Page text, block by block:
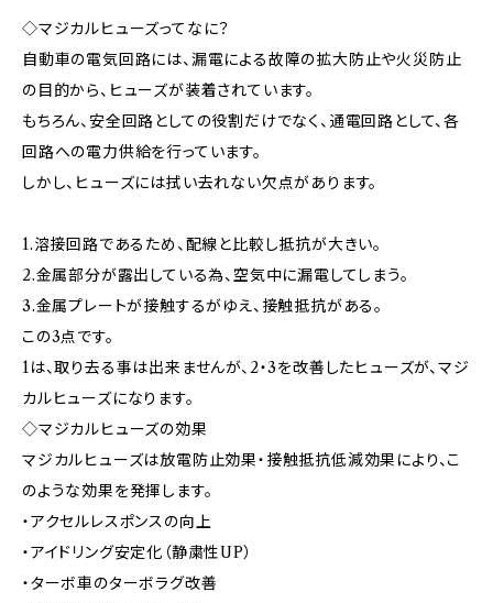
◇マジカルヒューズってなに？
自動車の電気回路には、漏電による故障の拡大防止や火災防止
の目的から、ヒューズが装着されています。
もちろん、安全回路としての役割だけでなく、通電回路として、各
回路への電力供給を行っています。
しかし、ヒューズには拭い去れない欠点があります。
1.溶接回路であるため、配線と比較し抵抗が大きい。
2.金属部分が露出している為、空気中に漏電してしまう。
3.金属プレートが接触するがゆえ、接触抵抗がある。
この3点です。
1は、取り去る事は出来ませんが、2・3を改善したヒューズが、マジ
カルヒューズになります。
◇マジカルヒューズの効果
マジカルヒューズは放電防止効果・接触抵抗低減効果により、こ
のような効果を発揮します。
・アクセルレスポンスの向上
・アイドリング安定化（静粛性UP）
・ターボ車のターボラグ改善